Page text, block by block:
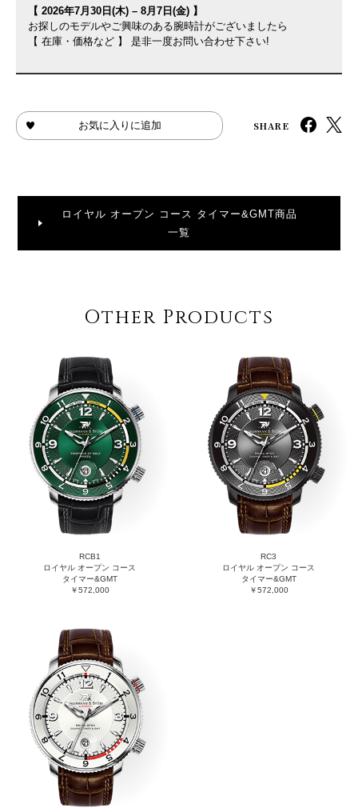
【 2026年7月30日(木) – 8月7日(金) 】
お探しのモデルやご興味のある腕時計がございましたら
【 在庫・価格など 】 是非一度お問い合わせ下さい!
お気に入りに追加 SHARE
ロイヤル オープン コース タイマー&GMT商品
一覧
Other Products
RCB1
ロイヤル オープン コース
タイマー&GMT
￥572,000
RC3
ロイヤル オープン コース
タイマー&GMT
￥572,000